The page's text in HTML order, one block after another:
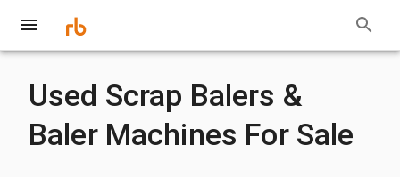
Used Scrap Balers &
Baler Machines For Sale